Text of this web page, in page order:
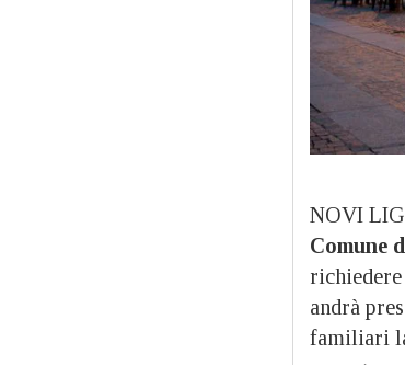
NOVI
Comune
andrà
familiari